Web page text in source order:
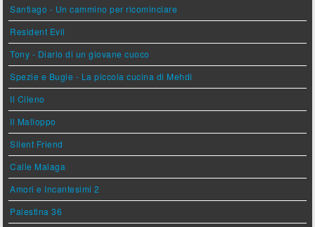
Santiago - Un cammino per ricominciare
Resident Evil
Tony - Diario di un giovane cuoco
Spezie e Bugie - La piccola cucina di Mehdi
Il Cileno
Il Malloppo
Silent Friend
Calle Malaga
Amori e Incantesimi 2
Palestina 36